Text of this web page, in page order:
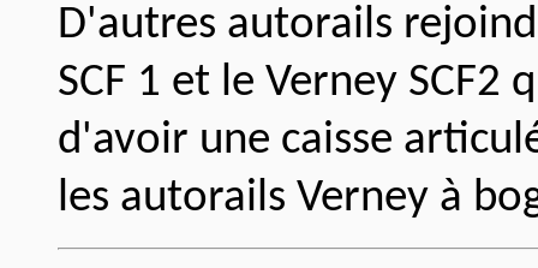
D'autres autorails
SCF 1 et le Verney
d'avoir une caisse
les autorails Verney à